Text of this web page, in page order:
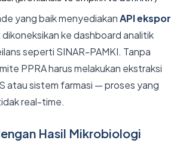
yang baik menyediakanAPI ekspor
ke dashboard analitik
seperti SINAR-PAMKI. Tanpa
PPRA harus melakukan ekstraksi
atau sistem farmasi — proses yang
real-time.
Hasil Mikrobiologi